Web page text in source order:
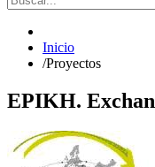
Inicio
/Proyectos
EPIKH.